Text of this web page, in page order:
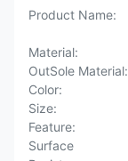
Product Name:
Material:
OutSole Material:
Color:
Size:
Feature:
Surface